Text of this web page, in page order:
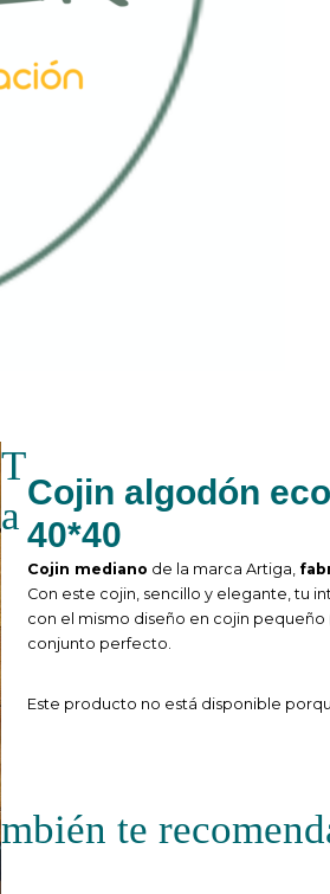
Cojin algodón
40*40
Cojin mediano de la marca Artiga,
Con este cojin, sencillo y elegante, tu
con el mismo diseño en cojin pequeño
conjunto perfecto.
Este producto no está disponible
T
a
mbién te